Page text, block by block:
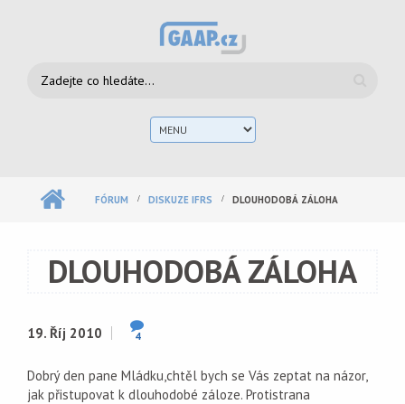
Vyhledávání
FÓRUM DISKUZE IFRS DLOUHODOBÁ ZÁLOHA
DLOUHODOBÁ ZÁLOHA
19. Říj 2010 4
Dobrý den pane Mládku,chtěl bych se Vás zeptat na názor,
jak přistupovat k dlouhodobé záloze. Protistrana